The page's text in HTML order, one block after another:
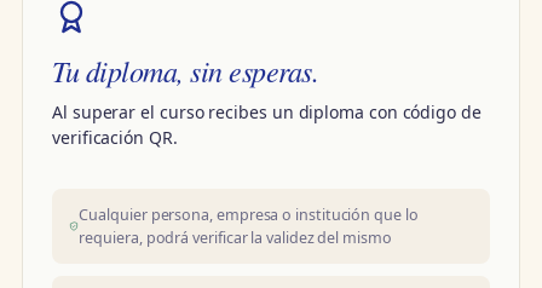
Tu diploma, sin esperas.
Al superar el curso recibes un diploma con código de
verificación QR.
Cualquier persona, empresa o institución que lo
requiera, podrá verificar la validez del mismo